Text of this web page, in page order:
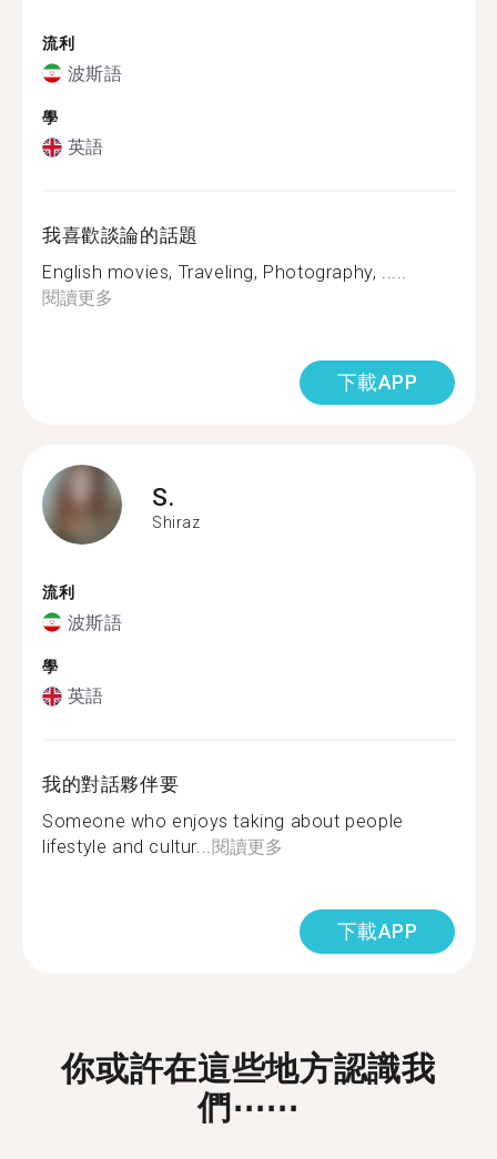
流利
波斯語
學
英語
我喜歡談論的話題
English movies, Traveling, Photography, .....
閱讀更多
下載APP
S.
Shiraz
流利
波斯語
學
英語
我的對話夥伴要
Someone who enjoys taking about people
lifestyle and cultur...閱讀更多
下載APP
你或許在這些地方認識我
們⋯⋯